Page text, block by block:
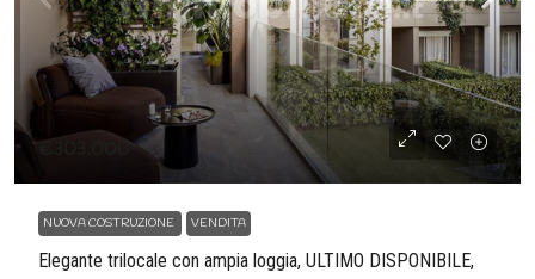
NUOVA COSTRUZIONE VENDITA
Elegante trilocale con ampia loggia, ULTIMO DISPONIBILE,